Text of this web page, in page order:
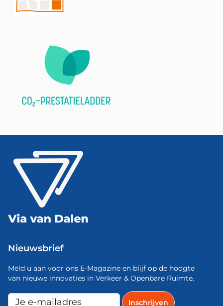
Nieuwsbrief
Meld u aan voor ons E-Magazine en blijf op de hoogte
van nieuwe innovaties in Verkeer & Openbare Ruimte.